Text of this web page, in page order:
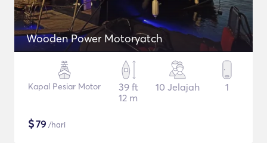
Wooden Power Motoryatch
Kapal Pesiar Motor
39 ft
12 m
10 Jelajah 1
$79 /hari